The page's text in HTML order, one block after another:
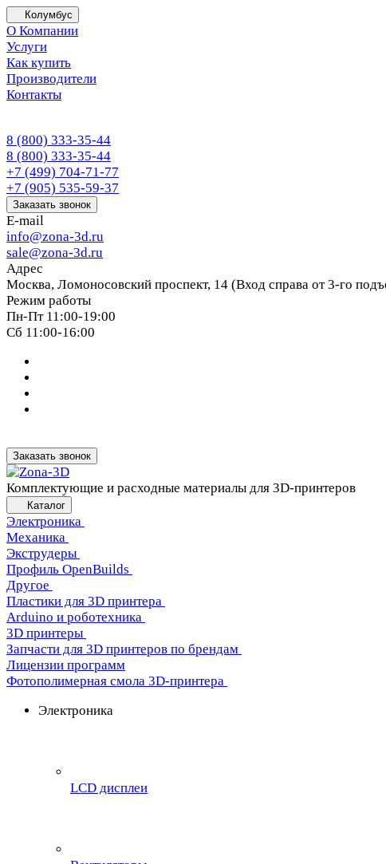
Колумбус
О Компании
Услуги
Как купить
Производители
Контакты
8 (800) 333-35-44
8 (800) 333-35-44
+7 (499) 704-71-77
+7 (905) 535-59-37
Заказать звонок
E-mail
info@zona-3d.ru
sale@zona-3d.ru
Адрес
Москва, Ломоносовский проспект, 14 (Вход справа от 3-го
Режим работы
Пн-Пт 11:00-19:00
Сб 11:00-16:00
Заказать звонок
Комплектующие и расходные материалы для 3D-принтеров
Каталог
Электроника
Механика
Экструдеры
Профиль OpenBuilds
Другое
Пластики для 3D принтера
Arduino и роботехника
3D принтеры
Запчасти для 3D принтеров по брендам
Лицензии программ
Фотополимерная смола 3D-принтера
Электроника
LCD дисплеи